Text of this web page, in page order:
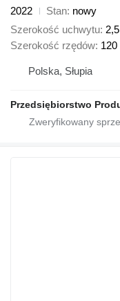
2022
Stan nowy
Szerokość uchwytu
Szerokość rzędów
Polska, Słupia